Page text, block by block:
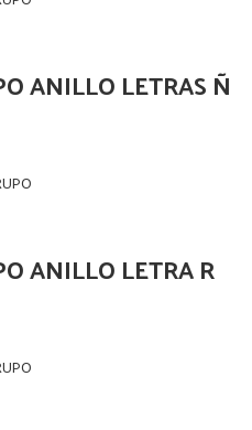
ANILLO LETRAS Ñ
ANILLO LETRA R